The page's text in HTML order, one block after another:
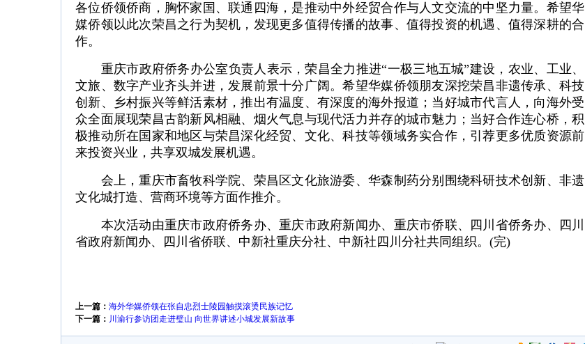
各位侨领侨商，胸怀家国、联通四海，是推动中外经贸合作与人文交流的中坚力量。希望华
媒侨领以此次荣昌之行为契机，发现更多值得传播的故事、值得投资的机遇、值得深耕的合
作。
重庆市政府侨务办公室负责人表示，荣昌全力推进“一极三地五城”建设，农业、工业、
文旅、数字产业齐头并进，发展前景十分广阔。希望华媒侨领朋友深挖荣昌非遗传承、科技
创新、乡村振兴等鲜活素材，推出有温度、有深度的海外报道；当好城市代言人，向海外受
众全面展现荣昌古韵新风相融、烟火气息与现代活力并存的城市魅力；当好合作连心桥，积
极推动所在国家和地区与荣昌深化经贸、文化、科技等领域务实合作，引荐更多优质资源前
来投资兴业，共享双城发展机遇。
会上，重庆市畜牧科学院、荣昌区文化旅游委、华森制药分别围绕科研技术创新、非遗
文化城打造、营商环境等方面作推介。
本次活动由重庆市政府侨务办、重庆市政府新闻办、重庆市侨联、四川省侨务办、四川
省政府新闻办、四川省侨联、中新社重庆分社、中新社四川分社共同组织。(完)
上一篇： 海外华媒侨领在张自忠烈士陵园触摸滚烫民族记忆
下一篇： 川渝行参访团走进璧山 向世界讲述小城发展新故事